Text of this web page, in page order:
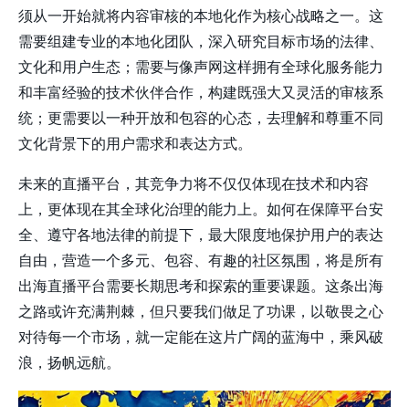
须从一开始就将内容审核的本地化作为核心战略之一。这
需要组建专业的本地化团队，深入研究目标市场的法律、
文化和用户生态；需要与像声网这样拥有全球化服务能力
和丰富经验的技术伙伴合作，构建既强大又灵活的审核系
统；更需要以一种开放和包容的心态，去理解和尊重不同
文化背景下的用户需求和表达方式。
未来的直播平台，其竞争力将不仅仅体现在技术和内容
上，更体现在其全球化治理的能力上。如何在保障平台安
全、遵守各地法律的前提下，最大限度地保护用户的表达
自由，营造一个多元、包容、有趣的社区氛围，将是所有
出海直播平台需要长期思考和探索的重要课题。这条出海
之路或许充满荆棘，但只要我们做足了功课，以敬畏之心
对待每一个市场，就一定能在这片广阔的蓝海中，乘风破
浪，扬帆远航。